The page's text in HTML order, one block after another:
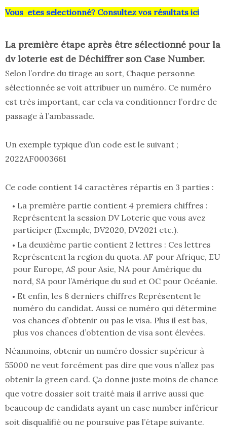
Vous etes selectionné? Consultez vos résultats ici
La première étape après être sélectionné pour la
dv loterie est de Déchiffrer son Case Number.
Selon l’ordre du tirage au sort, Chaque personne
sélectionnée se voit attribuer un numéro. Ce numéro
est très important, car cela va conditionner l’ordre de
passage à l’ambassade.
Un exemple typique d’un code est le suivant ;
2022AF0003661
Ce code contient 14 caractères répartis en 3 parties :
La première partie contient 4 premiers chiffres :
Représentent la session DV Loterie que vous avez
participer (Exemple, DV2020, DV2021 etc.).
La deuxième partie contient 2 lettres : Ces lettres
Représentent la region du quota. AF pour Afrique, EU
pour Europe, AS pour Asie, NA pour Amérique du
nord, SA pour l’Amérique du sud et OC pour Océanie.
Et enfin, les 8 derniers chiffres Représentent le
numéro du candidat. Aussi ce numéro qui détermine
vos chances d’obtenir ou pas le visa. Plus il est bas,
plus vos chances d’obtention de visa sont élevées.
Néanmoins, obtenir un numéro dossier supérieur à
55000 ne veut forcément pas dire que vous n’allez pas
obtenir la green card. Ça donne juste moins de chance
que votre dossier soit traité mais il arrive aussi que
beaucoup de candidats ayant un case number inférieur
soit disqualifié ou ne poursuive pas l’étape suivante.